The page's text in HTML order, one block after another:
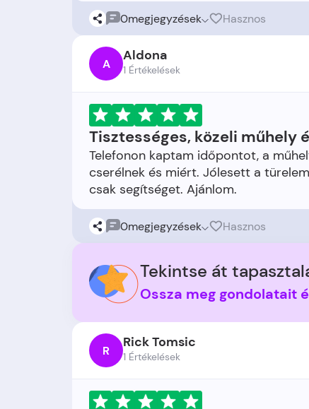
0megjegyzések Hasznos
A Aldona
1 Értékelések
Tisztességes, közeli műhely
Telefonon kaptam időpontot, a
cserélnek és miért. Jólesett a
0megjegyzések Hasznos
Tekintse át
Ossza meg gondolatait
R Rick Tomsic
1 Értékelések